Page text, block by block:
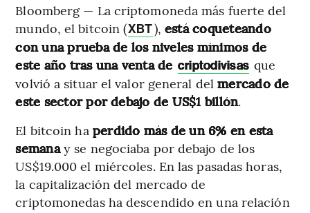
Bloomberg — La criptomoneda más fuerte del
mundo, el bitcoin (XBT), está coqueteando
con una prueba de los niveles mínimos de
este año tras una venta de criptodivisas que
volvió a situar el valor general del mercado de
este sector por debajo de US$1 billón.
El bitcoin ha perdido más de un 6% en esta
semanay se negociaba por debajo de los
US$19.000 el miércoles. En las pasadas horas,
la capitalización del mercado de
criptomonedas ha descendido en una relación